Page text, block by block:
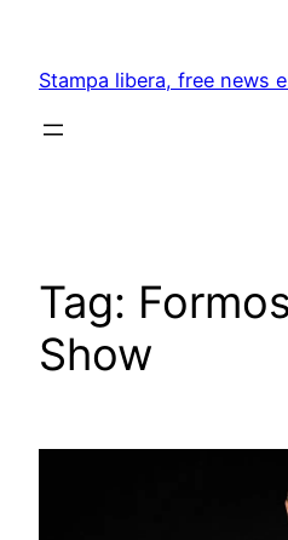
content
Stampa libera, free news
Tag:
Show